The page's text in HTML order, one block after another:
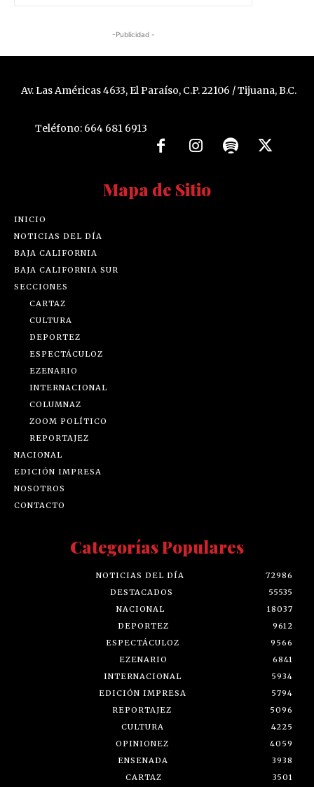
-Publicidad -
Av. Las Américas 4633, El Paraíso, C.P. 22106 / Tijuana, B.C.
Teléfono: 664 681 6913
Mapa de Sitio
INICIO
NOTICIAS DEL DÍA
BAJA CALIFORNIA
BAJA CALIFORNIA SUR
SECCIONES
CARTAZ
CULTURA
DEPORTEZ
ESPECTÁCULOZ
EZENARIO
INTERNACIONAL
COLUMNAZ
ZOOM POLÍTICO
REPORTAJEZ
NACIONAL
EDICIÓN IMPRESA
NOSOTROS
CONTACTO
Categorías Populares
NOTICIAS DEL DÍA
72986
DESTACADOS
55535
NACIONAL
18037
DEPORTEZ
9612
ESPECTÁCULOZ
9566
EZENARIO
6841
INTERNACIONAL
5934
EDICIÓN IMPRESA
5794
REPORTAJEZ
5096
CULTURA
4225
OPINIONEZ
4059
ENSENADA
3938
CARTAZ
3501